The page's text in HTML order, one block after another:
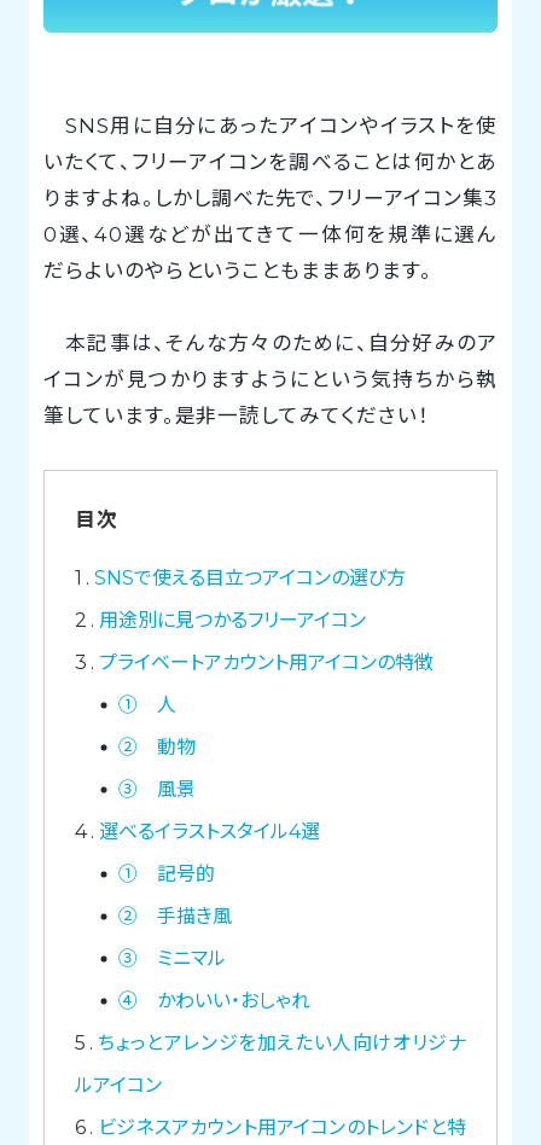
SNS用に自分にあったアイコンやイラストを使
いたくて、フリーアイコンを調べることは何かとあ
りますよね。しかし調べた先で、フリーアイコン集3
0選、40選などが出てきて一体何を規準に選ん
だらよいのやらということもままあります。
本記事は、そんな方々のために、自分好みのア
イコンが見つかりますようにという気持ちから執
筆しています。是非一読してみてください！
目次
1
SNSで使える目立つアイコンの選び方
2
用途別に見つかるフリーアイコン
3
プライベートアカウント用アイコンの特徴
① 人
② 動物
③ 風景
4 選べるイラストスタイル4選
① 記号的
② 手描き風
③ ミニマル
④ かわいい・おしゃれ
5
ちょっとアレンジを加えたい人向けオリジナ
ルアイコン
6
ビジネスアカウント用アイコンのトレンドと特